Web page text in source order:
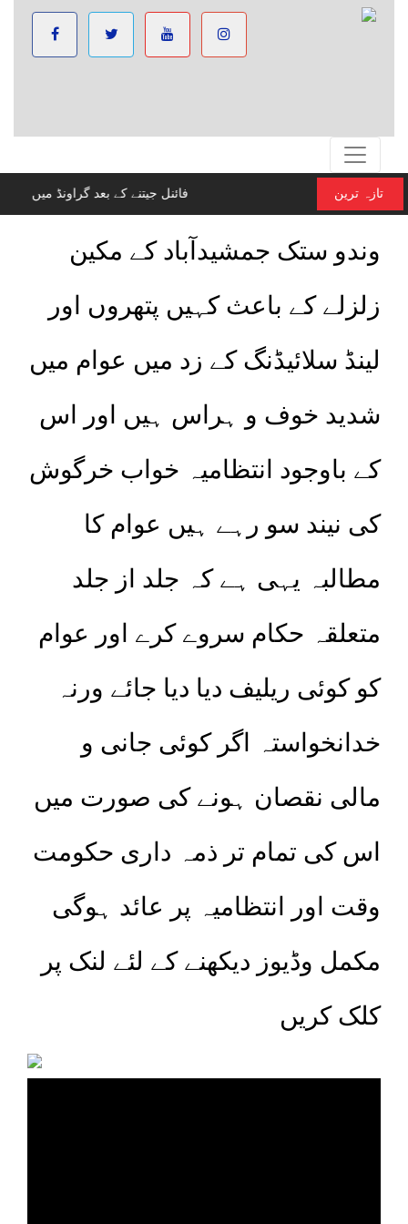
تازہ ترین فائنل جیتنے کے بعد گراونڈ
وندو ستک جمشیدآباد کے مکین
زلزلے کے باعث کہیں پتھروں اور
لینڈ سلائیڈنگ کے زد میں عوام میں
شدید خوف و ہراس ہیں اور اس
کے باوجود انتظامیہ خواب خرگوش
کی نیند سو رہے ہیں عوام کا
مطالبہ یہی ہے کہ جلد از جلد
متعلقہ حکام سروے کرے اور عوام
کو کوئی ریلیف دیا دیا جائے ورنہ
خدانخواستہ اگر کوئی جانی و
مالی نقصان ہونے کی صورت میں
اس کی تمام تر ذمہ داری حکومت
وقت اور انتظامیہ پر عائد ہوگی
مکمل وڈیوز دیکھنے کے لئے لنک پر
کلک کریں